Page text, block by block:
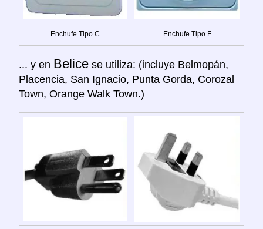
Enchufe Tipo C Enchufe Tipo F
... y en Belice se utiliza: (incluye Belmopán,
Placencia, San Ignacio, Punta Gorda, Corozal
Town, Orange Walk Town.)